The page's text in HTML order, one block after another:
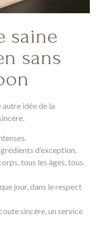
saine
sans
idée de la
d’exception.
tous les âges, tous
jour, dans le respect
sincère, un service